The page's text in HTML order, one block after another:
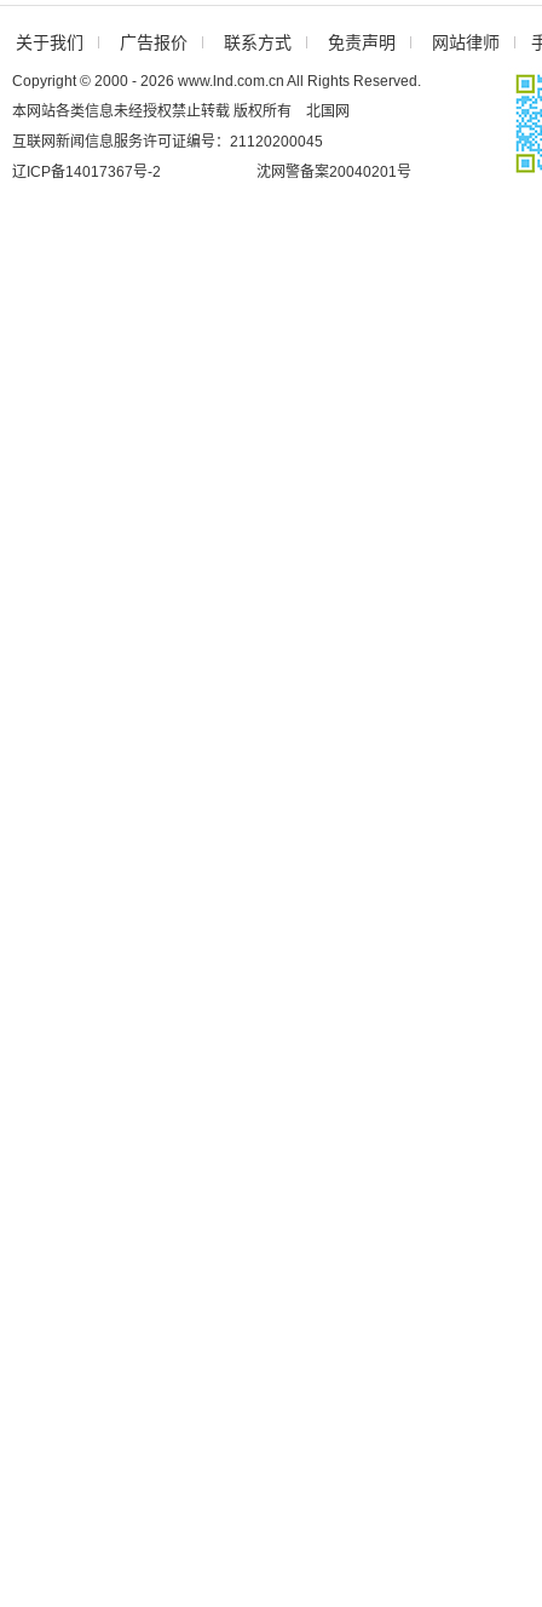
关于我们 广告报价 联系方式 免责声明 网站律师
Copyright © 2000 - 2026 www.lnd.com.cn All Rights Reserved.
本网站各类信息未经授权禁止转载 版权所有 北国网
互联网新闻信息服务许可证编号：21120200045
辽ICP备14017367号-2
沈网警备案20040201号